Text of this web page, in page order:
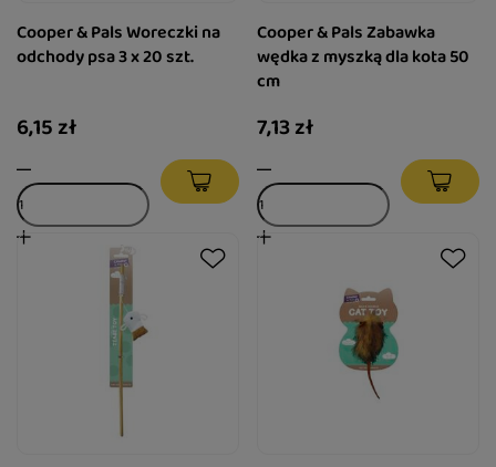
Cooper & Pals Woreczki na
odchody psa 3 x 20 szt.
6,15 zł
Cooper & Pals Zabawka
wędka z myszką dla kota 50
cm
7,13 zł